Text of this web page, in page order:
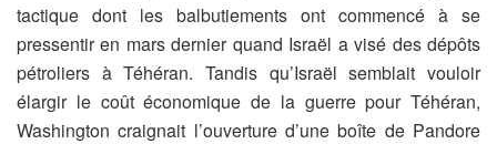
tactique dont les balbutiements ont commencé à se
pressentir en mars dernier quand Israël a visé des dépôts
pétroliers à Téhéran. Tandis qu’Israël semblait vouloir
élargir le coût économique de la guerre pour Téhéran,
Washington craignait l’ouverture d’une boîte de Pandore